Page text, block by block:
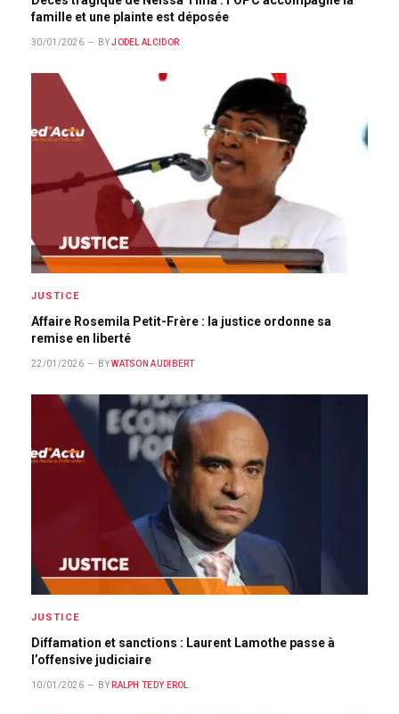
famille et une plainte est déposée
30/01/2026 BY JODEL ALCIDOR
JUSTICE
Affaire Rosemila Petit-Frère : la justice ordonne sa
remise en liberté
22/01/2026 BY WATSON AUDIBERT
JUSTICE
Diffamation et sanctions : Laurent Lamothe passe à
l’offensive judiciaire
10/01/2026 BY RALPH TEDY EROL